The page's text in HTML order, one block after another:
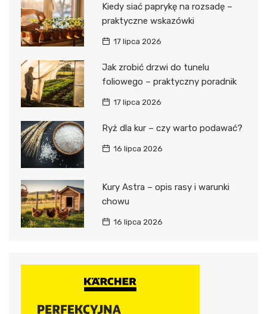
Kiedy siać paprykę na rozsadę –
praktyczne wskazówki
17 lipca 2026
Jak zrobić drzwi do tunelu
foliowego – praktyczny poradnik
17 lipca 2026
Ryż dla kur – czy warto podawać?
16 lipca 2026
Kury Astra – opis rasy i warunki
chowu
16 lipca 2026